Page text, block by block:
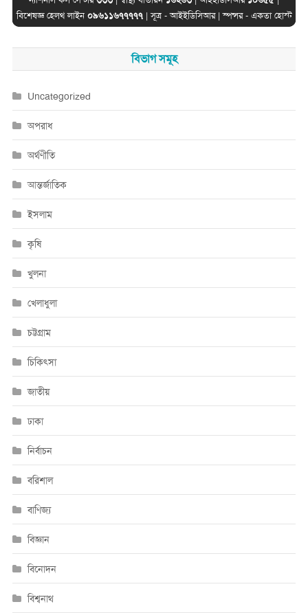
বিশেষজ্ঞ হেলথ লাইন ০৯৬১১৬৭৭৭৭৭| সূত্র -আইইডিসিআর| স্পন্সর - একতা হোস্ট
বিভাগ সমূহ
Uncategorized
অপরাধ
অর্থণীতি
আন্তর্জাতিক
ইসলাম
কৃষি
খুলনা
খেলাধুলা
চট্টগ্রাম
চিকিৎসা
জাতীয়
ঢাকা
নির্বাচন
বরিশাল
বাণিজ্য
বিজ্ঞান
বিনোদন
বিশ্বনাথ